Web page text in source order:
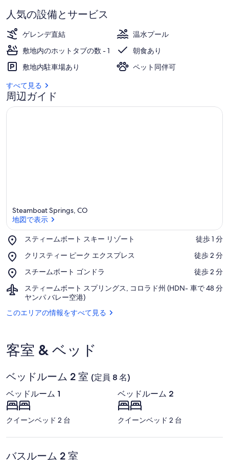
真
ギ
ャ
ラ
ー
人気の設備とサービス
ゲレンデ直結
温水プール
敷地内のホットタブの数 - 1
朝食あり
敷地内駐車場あり
ペット同伴可
すべて見る
周辺ガイド
地図で表示
Steamboat Springs, CO
地図で表示
スティームボート スキー リゾート
Place,
テ
ー
ム
ボ
ー
ト
リ
ゾ
ト
‪徒歩 1 分‬
クリスティー ピーク エクスプレス
Place,
リ
テ
ィ
ー
ピ
エ
ク
プ
レ
ス
‪徒歩 2 分‬
スチームボート ゴンドラ
Place,
チ
ー
ム
ボ
ゴ
ン
ラ
‪徒歩 2 分‬
スティームボート スプリングス, コロラド州 (HDN-
ヤンパ バレー空港)
Airport,
ス
ィ
ボ
ー
ス
プ
リ
ン
グ
ス,
コ
ロ
ド
‪車で 48 分‬
このエリアの情報をすべて見る
客室 & ベッド
ベッドルーム 2 室 (定員 8 名)
ベッドルーム 1
クイーンベッド 2 台
ベッドルーム 2
クイーンベッド 2 台
バスルーム 2 室